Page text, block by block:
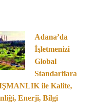
Adana’da
İşletmenizi
Global
Standartlara
ile Kalite,
Enerji, Bilgi